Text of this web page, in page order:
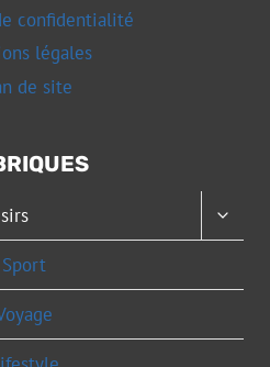
confidentialité
légales
de site
Sport